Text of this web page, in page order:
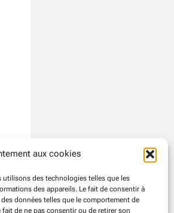
aux cookies
utilisons des technologies telles que les
des appareils. Le fait de consentir à
données telles que le comportement de
de ne pas consentir ou de retirer son